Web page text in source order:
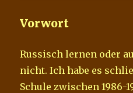
Vorwort
Russisch lernen oder
nicht. Ich habe es
Schule zwischen 1986-